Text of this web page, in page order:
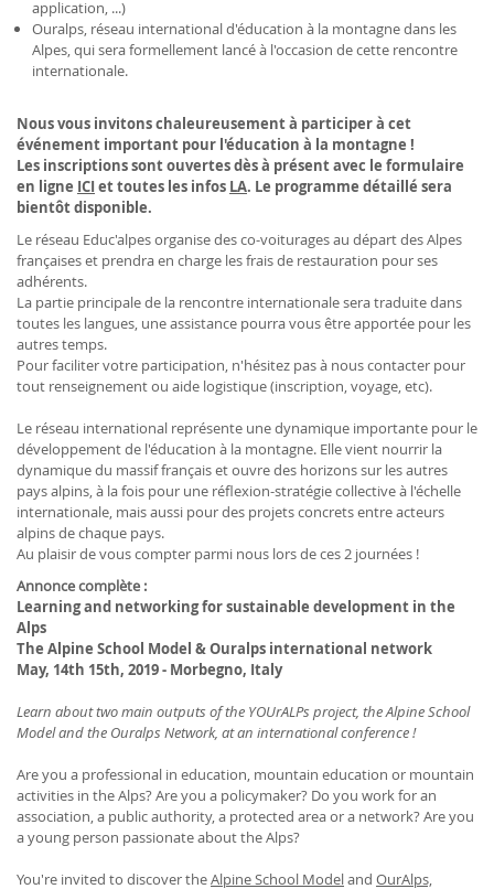
application, ...)
Ouralps, réseau international d'éducation à la montagne dans les
Alpes, qui sera formellement lancé à l'occasion de cette rencontre
internationale.
Nous vous invitons chaleureusement à participer à cet
événement important pour l'éducation à la montagne !
Les inscriptions sont ouvertes dès à présent avec le formulaire
en ligne ICI et toutes les infos LA. Le programme détaillé sera
bientôt disponible.
Le réseau Educ'alpes organise des co-voiturages au départ des Alpes
françaises et prendra en charge les frais de restauration pour ses
adhérents.
La partie principale de la rencontre internationale sera traduite dans
toutes les langues, une assistance pourra vous être apportée pour les
autres temps.
Pour faciliter votre participation, n'hésitez pas à nous contacter pour
tout renseignement ou aide logistique (inscription, voyage, etc).
Le réseau international représente une dynamique importante pour le
développement de l'éducation à la montagne. Elle vient nourrir la
dynamique du massif français et ouvre des horizons sur les autres
pays alpins, à la fois pour une réflexion-stratégie collective à l'échelle
internationale, mais aussi pour des projets concrets entre acteurs
alpins de chaque pays.
Au plaisir de vous compter parmi nous lors de ces 2 journées !
Annonce complète :
Learning and networking for sustainable development in the
Alps
The Alpine School Model & Ouralps international network
May, 14th 15th, 2019 - Morbegno, Italy
Learn about two main outputs of the YOUrALPs project, the Alpine School
Model and the Ouralps Network, at an international conference !
Are you a professional in education, mountain education or mountain
activities in the Alps? Are you a policymaker? Do you work for an
association, a public authority, a protected area or a network? Are you
a young person passionate about the Alps?
You're invited to discover theAlpine School Modeland OurAlps,